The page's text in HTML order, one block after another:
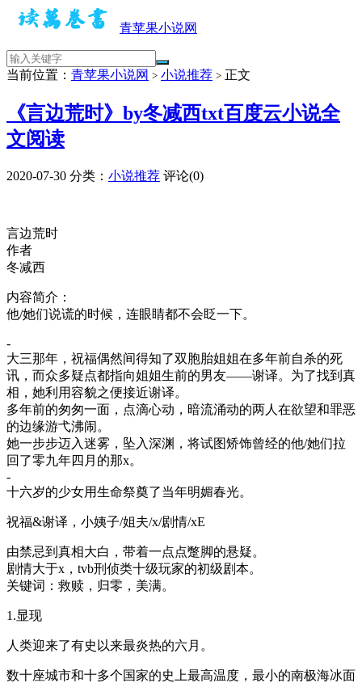
青苹果小说网
当前位置： 青苹果小说网 > 小说推荐 > 正文
《言边荒时》by冬减西txt百度云小说全
文阅读
2020-07-30 分类： 小说推荐 评论(0)
言边荒时
作者
冬减西
内容简介：
他/她们说谎的时候，连眼睛都不会眨一下。
-
大三那年，祝福偶然间得知了双胞胎姐姐在多年前自杀的死
讯，而众多疑点都指向姐姐生前的男友——谢译。为了找到真
相，她利用容貌之便接近谢译。
多年前的匆匆一面，点滴心动，暗流涌动的两人在欲望和罪恶
的边缘游弋沸闹。
她一步步迈入迷雾，坠入深渊，将试图矫饰曾经的他/她们拉
回了零九年四月的那x。
-
十六岁的少女用生命祭奠了当年明媚春光。
祝福&谢译，小姨子/姐夫/x/剧情/xE
由禁忌到真相大白，带着一点点蹩脚的悬疑。
剧情大于x，tvb刑侦类十级玩家的初级剧本。
关键词：救赎，归零，美满。
1.显现
人类迎来了有史以来最炎热的六月。
数十座城市和十多个国家的史上最高温度，最小的南极海冰面